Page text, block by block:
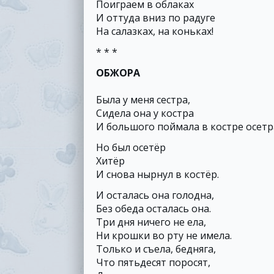
Поиграем в облаках
И оттуда вниз по радуге
На салазках, на коньках!
* * *
ОБЖОРА
Была у меня сестра,
Сидела она у костра
И большого поймала в костре
Но был осетёр
Хитёр
И снова нырнул в костёр.
И осталась она голодна,
Без обеда осталась она.
Три дня ничего не ела,
Ни крошки во рту не имела.
Только и съела, бедняга,
Что пятьдесят поросят,